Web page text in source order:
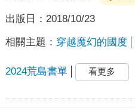
出版日： 2018/10/23
相關主題： 穿越魔幻的國度
2024荒島書單 看更多